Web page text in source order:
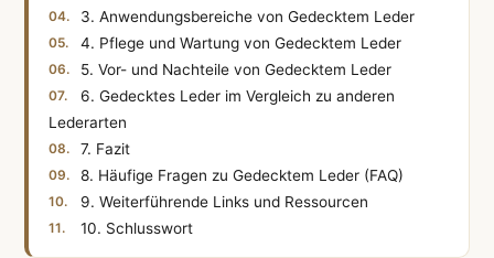
3. Anwendungsbereiche von Gedecktem Leder
4. Pflege und Wartung von Gedecktem Leder
5. Vor- und Nachteile von Gedecktem Leder
6. Gedecktes Leder im Vergleich zu anderen
Lederarten
7. Fazit
8. Häufige Fragen zu Gedecktem Leder (FAQ)
9. Weiterführende Links und Ressourcen
10. Schlusswort